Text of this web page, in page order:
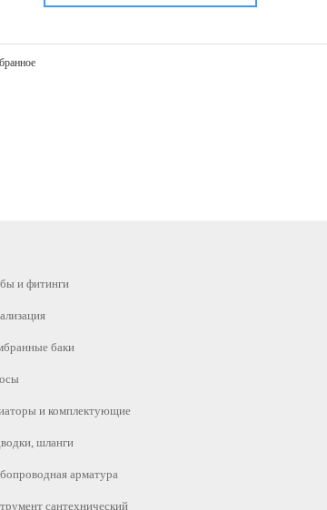
и фитинги
баки
и комплектующие
шланги
арматура
сантехнический